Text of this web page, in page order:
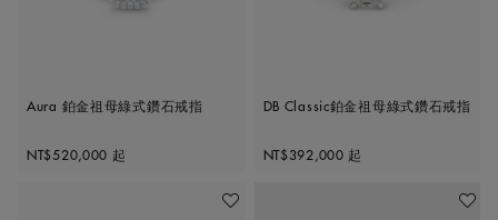
Aura 鉑金祖母綠式鑽石戒指
Original price
NT$520,000 起
DB Classic鉑金祖母綠式鑽石戒指
Original price
NT$392,000 起
加入喜愛清單 加入喜